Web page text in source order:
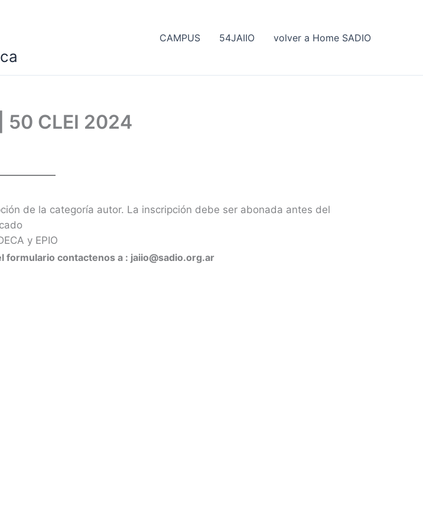
CAMPUS 54JAIIO volver a Home SADIO
50 CLEI 2024
de la categoría autor. La inscripción debe ser abonada antes del
y EPIO
formulario contactenos a : jaiio@sadio.org.ar